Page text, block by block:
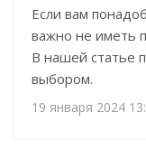
Если вам
важно не иметь
В нашей статье
выбором.
19 января 2024